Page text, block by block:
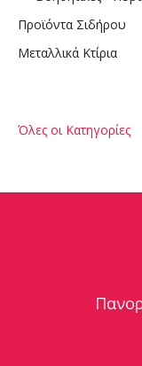
Προϊόντα Σιδήρου
Μεταλλικά Κτίρια
Όλες οι Κατηγορίες